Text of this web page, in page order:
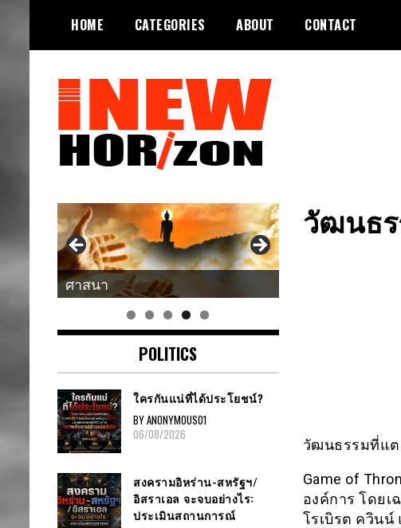
content
HOME CATEGORIES ABOUT CONTACT
INEWHORIZON
วัฒนธ
วัฒนธรรมที่แต
Game of
องค์การ โดย
โรเบิรต ควินน์
ศาสนา
POLITICS
ใครกันแน่ที่ได้ประโยชน์?
BY ANONYMOUS01
06/08/2026
สงครามอิหร่าน-สหรัฐฯ/
อิสราเอล จะจบอย่างไร:
ประเมินสถานการณ์